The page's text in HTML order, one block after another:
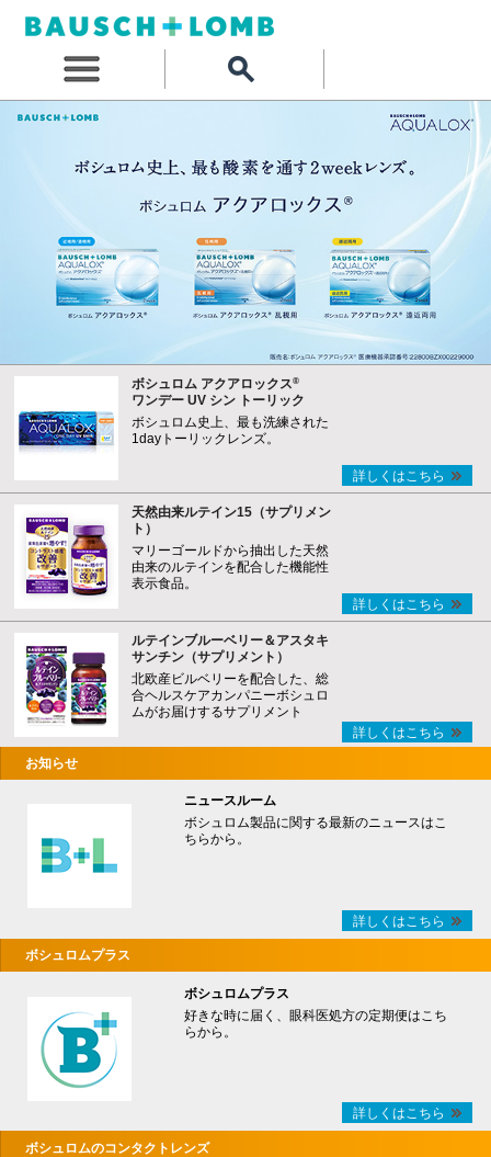
ボシュロム アクアロックス®
ワンデー UV シン トーリック
ボシュロム史上、最も洗練された
1dayトーリックレンズ。
詳しくはこちら
天然由来ルテイン15（サプリメン
ト）
マリーゴールドから抽出した天然
由来のルテインを配合した機能性
表示食品。
詳しくはこちら
ルテインブルーベリー＆アスタキ
サンチン（サプリメント）
北欧産ビルベリーを配合した、総
合ヘルスケアカンパニーボシュロ
ムがお届けするサプリメント
詳しくはこちら
お知らせ
ニュースルーム
ボシュロム製品に関する最新のニュースはこ
ちらから。
詳しくはこちら
ボシュロムプラス
ボシュロムプラス
好きな時に届く、眼科医処方の定期便はこち
らから。
詳しくはこちら
ボシュロムのコンタクトレンズ